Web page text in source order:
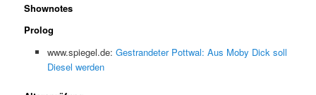
Shownotes
Prolog
www.spiegel.de: Gestrandeter Pottwal: Aus Moby Dick soll
Diesel werden